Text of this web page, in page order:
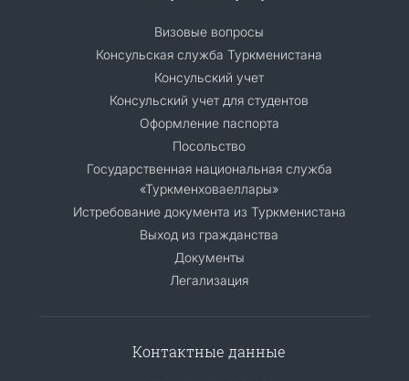
Визовые вопросы
Консульская служба Туркменистана
Консульский учет
Консульский учет для студентов
Оформление паспорта
Посольство
Государственная национальная служба
«Туркменховаеллары»
Истребование документа из Туркменистана
Выход из гражданства
Документы
Легализация
Контактные данные